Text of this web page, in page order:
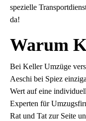
spezielle
da!
Warum
Bei Keller Umzüge
Aeschi bei Spiez
Wert auf eine
Experten für
Rat und Tat zur Seite